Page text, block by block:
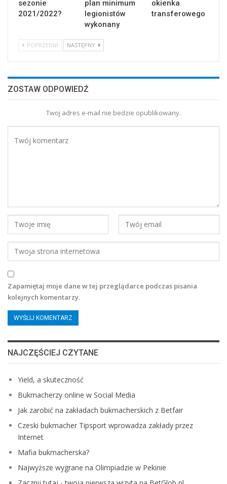
sezonie
2021/2022?
plan minimum
legionistów
wykonany
okienka
transferowego
POPRZEDNI NASTĘPNY
ZOSTAW ODPOWIEDŹ
Twoj adres e-mail nie bedzie opublikowany.
Zapamiętaj moje dane w tej przeglądarce podczas pisania
kolejnych komentarzy.
NAJCZĘŚCIEJ CZYTANE
Yield, a skuteczność
Bukmacherzy online w Social Media
Jak zarobić na zakładach bukmacherskich z Betfair
Czeski bukmacher Tipsport wprowadza zakłady przez
Internet
Mafia bukmacherska?
Najwyższe wygrane na Olimpiadzie w Pekinie